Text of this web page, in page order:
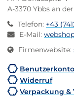
A-3370 Ybbs an
Telefon: +43
E-Mail:
Firmenwebsite:
Benutzerkonto
Widerruf
Verpackung &